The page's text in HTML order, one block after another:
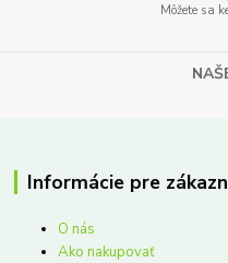
Môžete sa
Informácie pre
O nás
Ako nakupovať